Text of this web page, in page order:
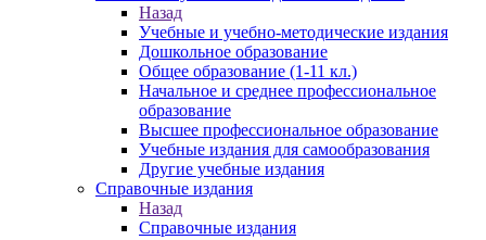
Назад
Учебные и учебно-методические издания
Дошкольное образование
Общее образование (1-11 кл.)
Начальное и среднее профессиональное
образование
Высшее профессиональное образование
Учебные издания для самообразования
Другие учебные издания
Справочные издания
Назад
Справочные издания